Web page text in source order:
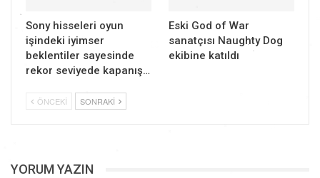
Sony hisseleri oyun
işindeki iyimser
beklentiler sayesinde
rekor seviyede kapanış…
Eski God of War
sanatçısı Naughty Dog
ekibine katıldı
ÖNCEKI SONRAKI
YORUM YAZIN